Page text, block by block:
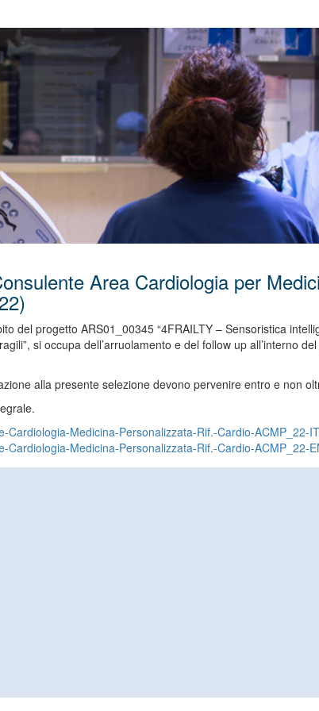
Area Cardiologia per
del progetto ARS01_00345 “4FRAILTY – Sensoristica
si occupa dell’arruolamento e del follow up all’interno
alla presente selezione devono pervenire entro e non
Cardiologia-Medicina-Personalizzata-Rif.-Cardio-ACMP_22-
Cardiologia-Medicina-Personalizzata-Rif.-Cardio-ACMP_22-